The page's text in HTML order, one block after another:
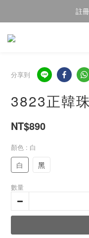
註
註
全館
分享到
3823正韓
NT$890
顏色 : 白
白 黑
數量